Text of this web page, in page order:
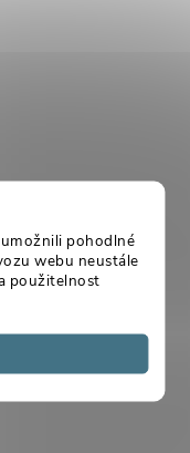
pohodlné
webu neustále
použitelnost